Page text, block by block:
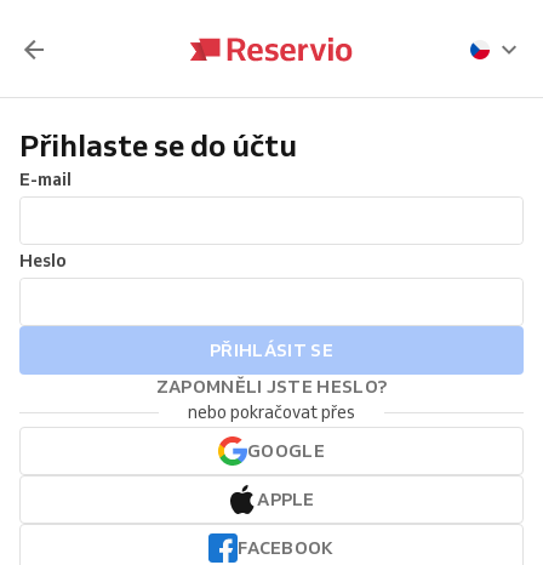
Přihlaste se do účtu
E-mail
Heslo
PŘIHLÁSIT SE
ZAPOMNĚLI JSTE HESLO?
nebo pokračovat přes
GOOGLE
APPLE
FACEBOOK